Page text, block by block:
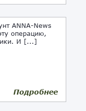
ANNA-News
операцию,
И [...]
Подробнее